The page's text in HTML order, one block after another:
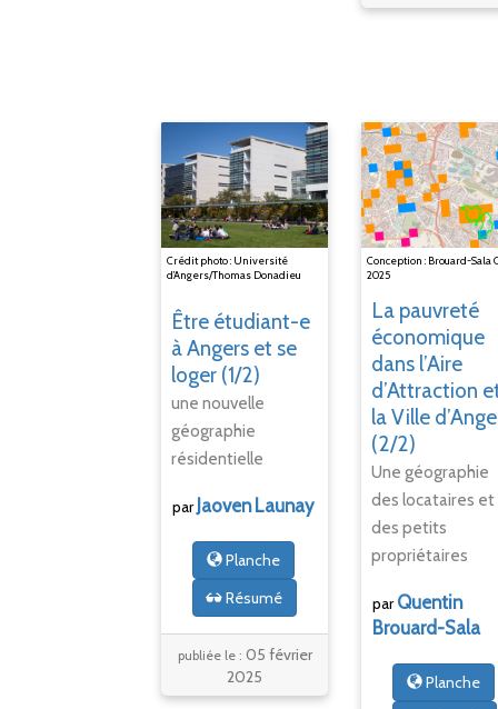
Crédit photo : Université
d’Angers/Thomas Donadieu
Être étudiant-e
à Angers et se
loger (1/2)
une nouvelle
géographie
résidentielle
parJaoven Launay
Planche
Résumé
publiée le : 05 février
2025
Conception : Brouard-Sala
2025
La pauvreté
économique
dans l’Aire
d’Attraction
la Ville
(2/2)
Une géographie
des locataires et
des petits
propriétaires
parQuentin
Brouard-Sala
Planche